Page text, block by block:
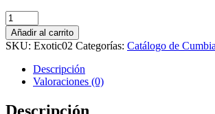
Varios
-
Exotic-
O-
Rama
Vol.
Lp+Cd
Añadir al carrito
SKU: Exotic02 Categorías: Catálogo de
Descripción
Valoraciones (0)
Descripción